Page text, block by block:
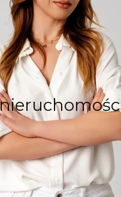
biznesowym i
Wieszowa
dom